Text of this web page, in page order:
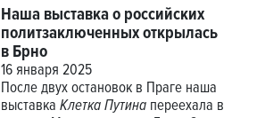
Наша выставка о российских
политзаключенных открылась
в Брно
16 января 2025
После двух остановок в Праге наша
выставкаКлетка Путина переехала в